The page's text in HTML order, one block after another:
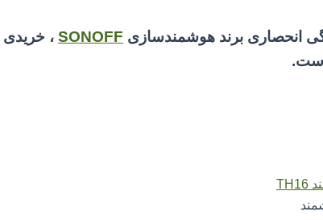
انحصاری برند هوشمندسازی SONOFF ،
است.